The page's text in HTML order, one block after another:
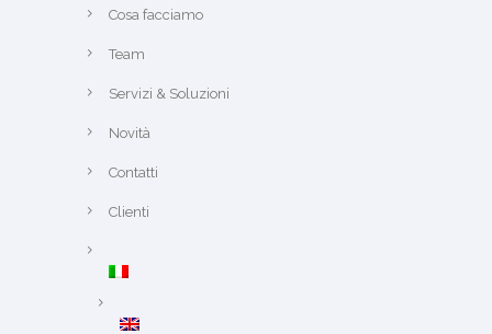
Cosa facciamo
Team
Servizi & Soluzioni
Novità
Contatti
Clienti